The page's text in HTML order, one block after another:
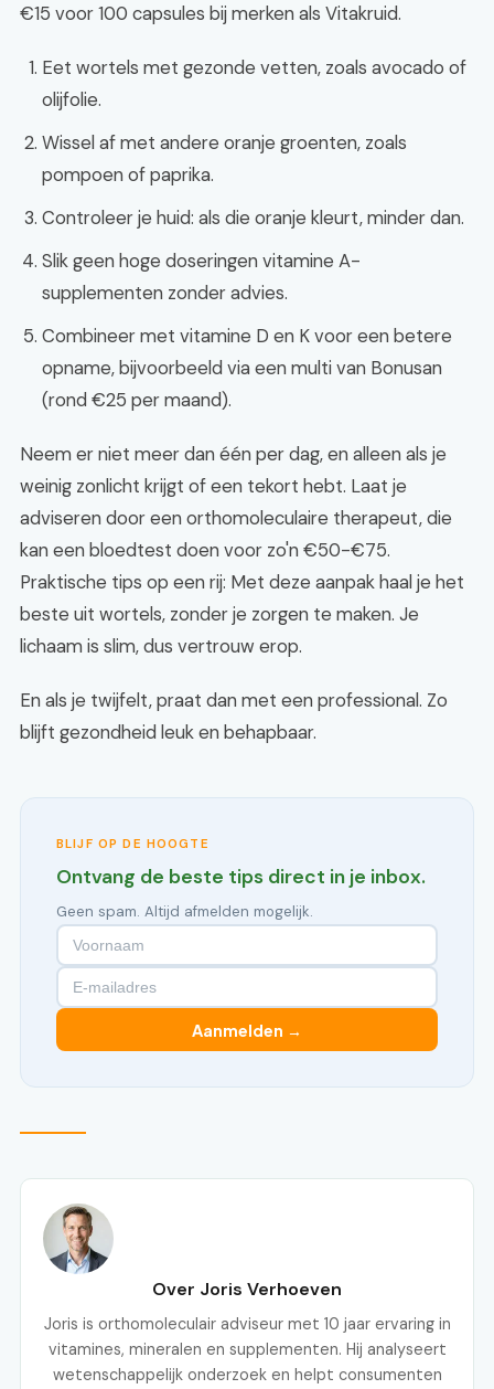
€15 voor 100 capsules bij merken als Vitakruid.
Eet wortels met gezonde vetten, zoals avocado of
olijfolie.
Wissel af met andere oranje groenten, zoals
pompoen of paprika.
Controleer je huid: als die oranje kleurt, minder dan.
Slik geen hoge doseringen vitamine A-
supplementen zonder advies.
Combineer met vitamine D en K voor een betere
opname, bijvoorbeeld via een multi van Bonusan
(rond €25 per maand).
Neem er niet meer dan één per dag, en alleen als je
weinig zonlicht krijgt of een tekort hebt. Laat je
adviseren door een orthomoleculaire therapeut, die
kan een bloedtest doen voor zo'n €50-€75.
Praktische tips op een rij: Met deze aanpak haal je het
beste uit wortels, zonder je zorgen te maken. Je
lichaam is slim, dus vertrouw erop.
En als je twijfelt, praat dan met een professional. Zo
blijft gezondheid leuk en behapbaar.
BLIJF OP DE HOOGTE
Ontvang de beste tips direct in je inbox.
Geen spam. Altijd afmelden mogelijk.
Aanmelden →
Over Joris Verhoeven
Joris is orthomoleculair adviseur met 10 jaar ervaring in
vitamines, mineralen en supplementen. Hij analyseert
wetenschappelijk onderzoek en helpt consumenten